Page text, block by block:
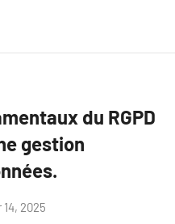
du RGPD
gestion
2025